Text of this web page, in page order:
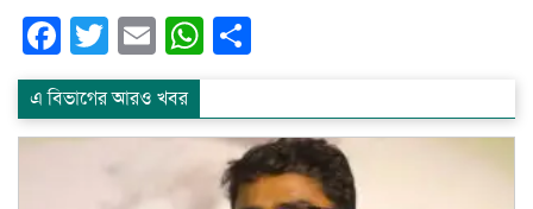
Facebook
Twitter
EmailWhatsApp
এ বিভাগের আরও খবর